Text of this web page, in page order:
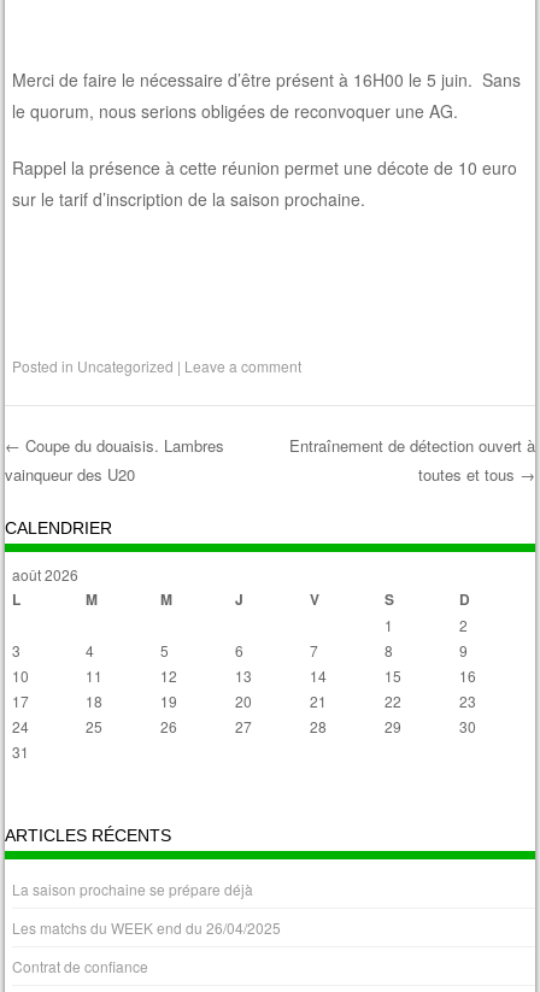
Merci de faire le nécessaire d’être présent à 16H00 le 5 juin. Sans
le quorum, nous serions obligées de reconvoquer une AG.
Rappel la présence à cette réunion permet une décote de 10 euro
sur le tarif d’inscription de la saison prochaine.
Posted in Uncategorized | Leave a comment
Post navigation
← Coupe du douaisis. Lambres
vainqueur des U20
Entraînement de détection ouvert à
toutes et tous →
CALENDRIER
août 2026
L M M J V S D
1
2
3
4 5 6 7 8
9
10
11 12 13 14 15
16
17
18 19 20 21 22
23
24
25 26 27 28 29
30
31
ARTICLES RÉCENTS
La saison prochaine se prépare déjà
Les matchs du WEEK end du 26/04/2025
Contrat de confiance